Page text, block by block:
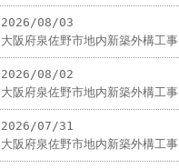
2026/08/03
大阪府泉佐野市地内新築外構工事
2026/08/02
大阪府泉佐野市地内新築外構工事
2026/07/31
大阪府泉佐野市地内新築外構工事